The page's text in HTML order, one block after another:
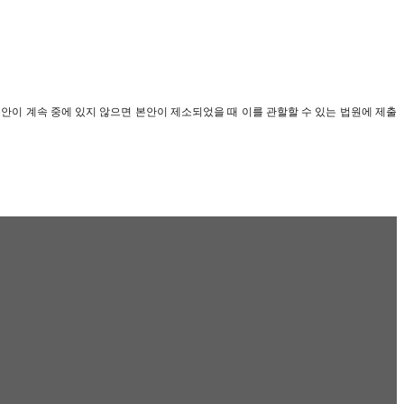
이 계속 중에 있지 않으면 본안이 제소되었을 때 이를 관할할 수 있는 법원에 제출